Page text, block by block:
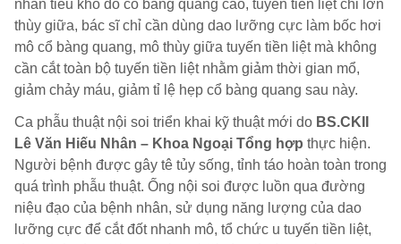
nhân tiểu khó do cổ bàng quang cao, tuyến tiền liệt chỉ lớn
thùy giữa, bác sĩ chỉ cần dùng dao lưỡng cực làm bốc hơi
mô cổ bàng quang, mô thùy giữa tuyến tiền liệt mà không
cần cắt toàn bộ tuyến tiền liệt nhằm giảm thời gian mổ,
giảm chảy máu, giảm tỉ lệ hẹp cổ bàng quang sau này.
Ca phẫu thuật nội soi triển khai kỹ thuật mới do BS.CKII
Lê Văn Hiếu Nhân – Khoa Ngoại Tổng hợp thực hiện.
Người bệnh được gây tê tủy sống, tỉnh táo hoàn toàn trong
quá trình phẫu thuật. Ống nội soi được luồn qua đường
niệu đạo của bệnh nhân, sử dụng năng lượng của dao
lưỡng cực để cắt đốt nhanh mô, tổ chức u tuyến tiền liệt,